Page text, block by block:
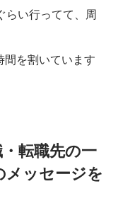
らい行ってて、周
を割いています
転職先の一
ッセージを